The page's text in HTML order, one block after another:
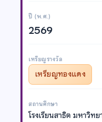
ปี (พ.ศ.)
2569
เหรียญรางวัล
เหรียญทองแดง
สถานศึกษา
โรงเรียนสาธิต มหาวิ